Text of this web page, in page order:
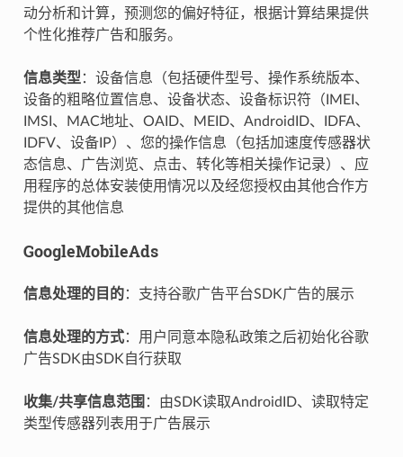
动分析和计算，预测您的偏好特征，根据计算结果提供
个性化推荐广告和服务。
信息类型 ：设备信息（包括硬件型号、操作系统版本、
设备的粗略位置信息、设备状态、设备标识符（IMEI、
IMSI、MAC地址、OAID、MEID、AndroidID、IDFA、
IDFV、设备IP）、您的操作信息（包括加速度传感器状
态信息、广告浏览、点击、转化等相关操作记录）、应
用程序的总体安装使用情况以及经您授权由其他合作方
提供的其他信息
GoogleMobileAds
信息处理的目的：支持谷歌广告平台SDK广告的展示
信息处理的方式：用户同意本隐私政策之后初始化谷歌
广告SDK由SDK自行获取
收集/共享信息范围 ：由SDK读取AndroidID、读取特定
类型传感器列表用于广告展示